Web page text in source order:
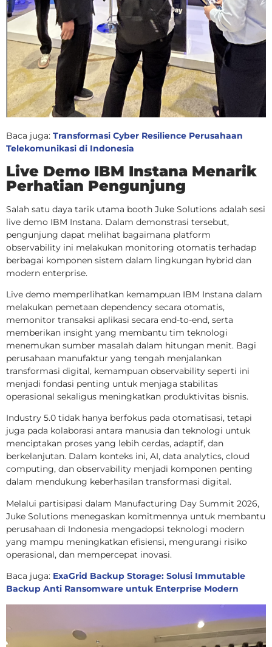
Baca juga: Transformasi Cyber Resilience Perusahaan
Telekomunikasi di Indonesia
Live Demo IBM Instana Menarik
Perhatian Pengunjung
Salah satu daya tarik utama booth Juke Solutions adalah sesi
live demo IBM Instana. Dalam demonstrasi tersebut,
pengunjung dapat melihat bagaimana platform
observability ini melakukan monitoring otomatis terhadap
berbagai komponen sistem dalam lingkungan hybrid dan
modern enterprise.
Live demo memperlihatkan kemampuan IBM Instana dalam
melakukan pemetaan dependency secara otomatis,
memonitor transaksi aplikasi secara end-to-end, serta
memberikan insight yang membantu tim teknologi
menemukan sumber masalah dalam hitungan menit. Bagi
perusahaan manufaktur yang tengah menjalankan
transformasi digital, kemampuan observability seperti ini
menjadi fondasi penting untuk menjaga stabilitas
operasional sekaligus meningkatkan produktivitas bisnis.
Industry 5.0 tidak hanya berfokus pada otomatisasi, tetapi
juga pada kolaborasi antara manusia dan teknologi untuk
menciptakan proses yang lebih cerdas, adaptif, dan
berkelanjutan. Dalam konteks ini, AI, data analytics, cloud
computing, dan observability menjadi komponen penting
dalam mendukung keberhasilan transformasi digital.
Melalui partisipasi dalam Manufacturing Day Summit 2026,
Juke Solutions menegaskan komitmennya untuk membantu
perusahaan di Indonesia mengadopsi teknologi modern
yang mampu meningkatkan efisiensi, mengurangi risiko
operasional, dan mempercepat inovasi.
Baca juga: ExaGrid Backup Storage: Solusi Immutable
Backup Anti Ransomware untuk Enterprise Modern